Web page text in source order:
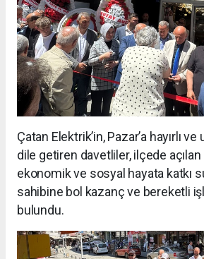
Çatan Elektrik’in, Pazar’a hayırlı ve
dile getiren davetliler, ilçede
ekonomik ve sosyal hayata katkı
sahibine bol kazanç ve bereketli
bulundu.